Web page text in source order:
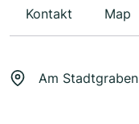
Kontakt Map
Am